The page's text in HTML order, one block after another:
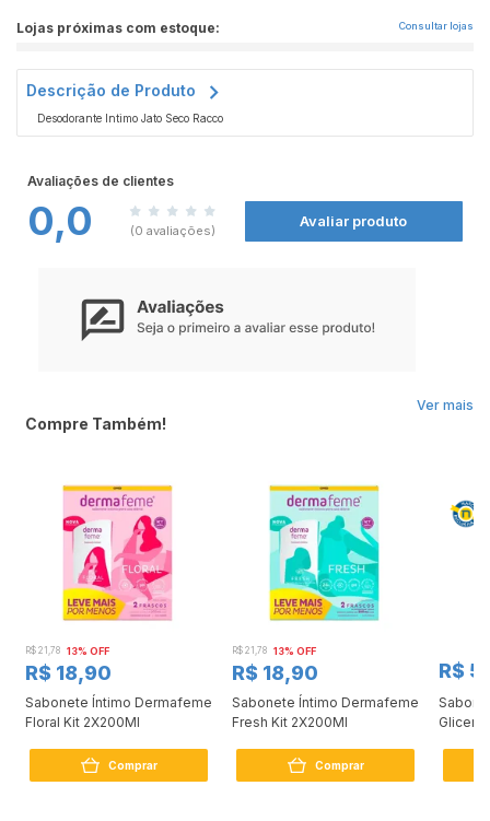
Lojas próximas com estoque: Consultar lojas
Descrição de Produto
Desodorante Intimo Jato Seco Racco
Avaliações de clientes
0,0 (0 avaliações)
Avaliar produto
Ver mais
Compre Também!
R$ 21,78 13% OFF
R$ 18,90
Sabonete Íntimo Dermafeme
Floral Kit 2X200Ml
Comprar
R$ 21,78 13% OFF
R$ 18,90
Sabonete Íntimo Dermafeme
Fresh Kit 2X200Ml
Comprar
R$